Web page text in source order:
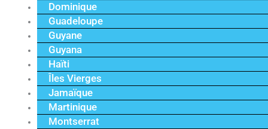
Dominique
Guadeloupe
Guyane
Guyana
Haïti
Îles Vierges
Jamaïque
Martinique
Montserrat